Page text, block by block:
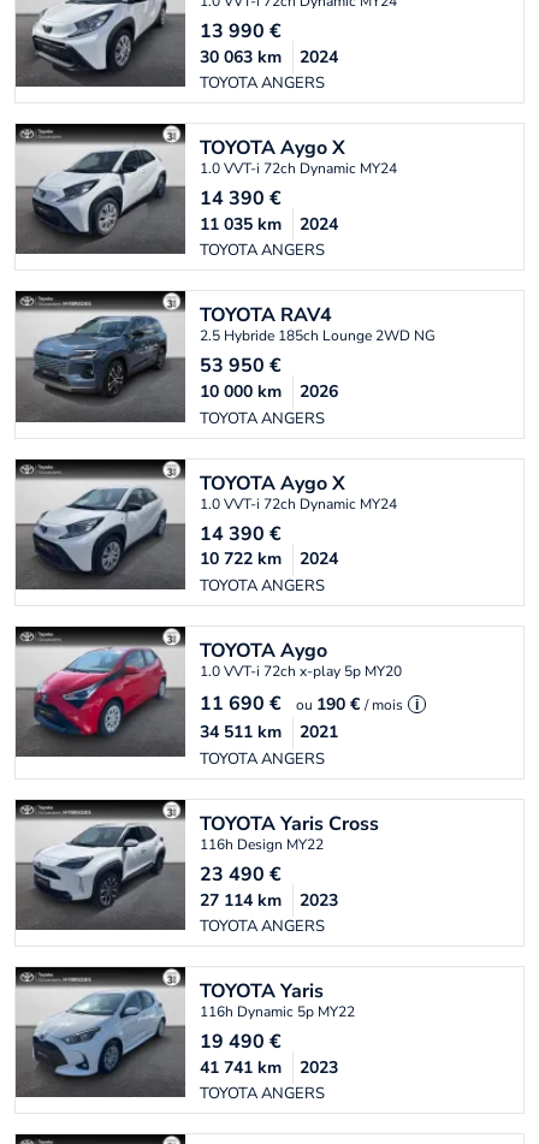
13 990 €
TOYOTA ANGERS
30 063 km 2024
TOYOTAAygo X
1.0 VVT-i 72ch Dynamic MY24
14 390 €
TOYOTA ANGERS
11 035 km 2024
TOYOTA RAV4
2.5 Hybride 185ch Lounge 2WD NG
53 950 €
TOYOTA ANGERS
10 000 km 2026
TOYOTAAygo X
1.0 VVT-i 72ch Dynamic MY24
14 390 €
TOYOTA ANGERS
10 722 km 2024
TOYOTAAygo
1.0 VVT-i 72ch x-play 5p MY20
11 690 € ou 190 € / mois i
TOYOTA ANGERS
34 511 km 2021
TOYOTAYaris Cross
116h Design MY22
23 490 €
TOYOTA ANGERS
27 114 km 2023
TOYOTAYaris
116h Dynamic 5p MY22
19 490 €
TOYOTA ANGERS
41 741 km 2023